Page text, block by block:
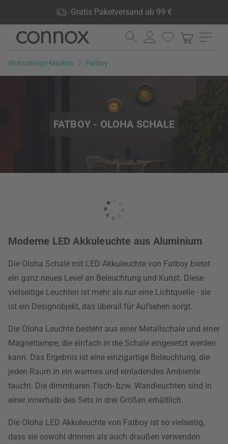
Gratis Paketversand ab 99 €
lagernd, 60 Tage Rückgaberecht
Direkt
Seiteninhalt
Direkt
Suchfeld
Wohndesign-Marken Fatboy
FATBOY - OLOHA SCHALE
Moderne LED Akkuleuchte aus Aluminium
Die Oloha Schale mit LED Akkuleuchte von Fatboy bietet
ein ganz neues Level an Beleuchtung und Kunst. Diese
vielseitige Leuchten ist mehr als nur eine Lichtquelle - sie
ist ein Designobjekt, das überall für Aufsehen sorgt.
Die Oloha Leuchte besteht aus einer Metallschale und einer
Magnetlampe, die einfach in die Schale eingesetzt werden
kann. Das Ergebnis ist eine einzigartige Beleuchtung, die
jeden Raum in ein warmes und einladendes Ambiente
taucht. Die dimmbaren Tisch- bzw. Wandleuchten sind in
einer innerhalb des Sets in drei Größen erhältlich.
Die Oloha LED Akkuleuchte von Fatboy ist so vielseitig,
dass sie sowohl drinnen als auch draußen verwenden